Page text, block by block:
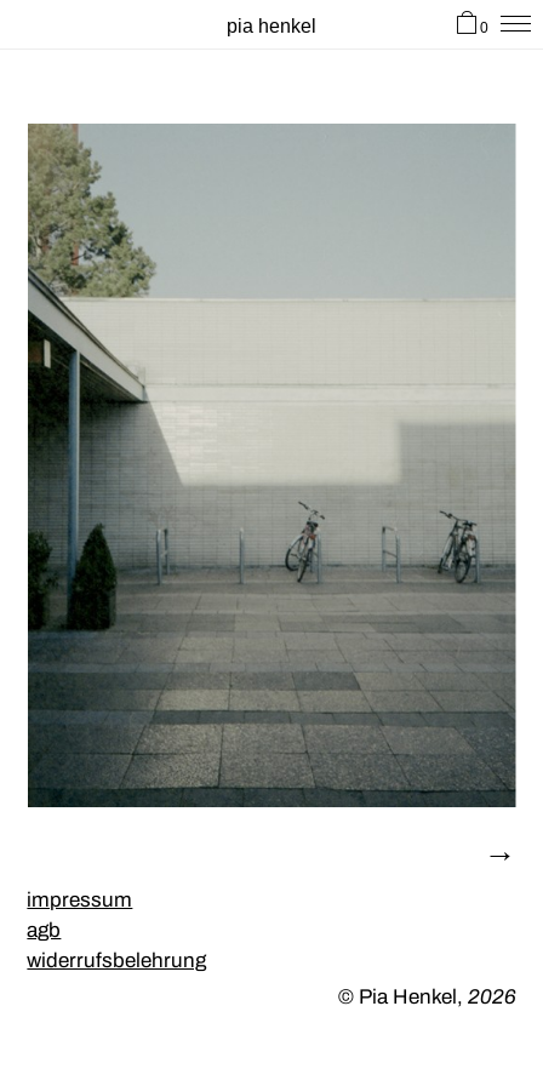
pia henkel 0
→
impressum
agb
widerrufsbelehrung
© Pia Henkel, 2026